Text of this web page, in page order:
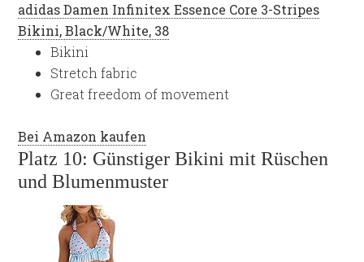
adidas Damen Infinitex Essence Core 3-Stripes
Bikini, Black/White, 38
Bikini
Stretch fabric
Great freedom of movement
Bei Amazon kaufen
Platz 10: Günstiger Bikini mit Rüschen
und Blumenmuster